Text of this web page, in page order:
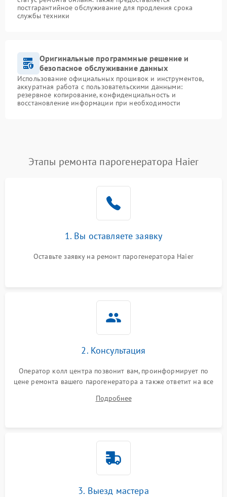
постгарантийное обслуживание для продления срока
службы техники
Оригинальные программные решение и
безопасное обслуживание данных
Использование официальных прошивок и инструментов,
аккуратная работа с пользовательскими данными:
резервное копирование, конфиденциальность и
восстановление информации при необходимости
Этапы ремонта парогенератора Haier
1. Вы оставляете заявку
Оставьте заявку на ремонт парогенератора Haier
2. Консультация
Оператор колл центра позвонит вам, проинформирует по
цене ремонта вашего парогенератора а также ответит на все
Подробнее
3. Выезд мастера